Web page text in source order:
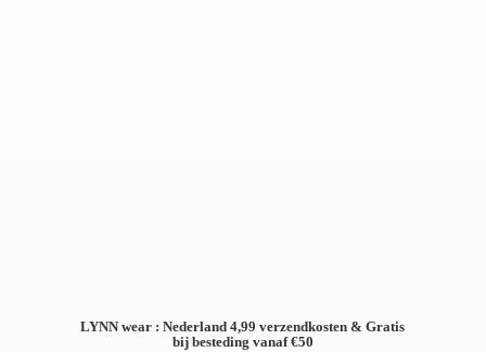
LYNN wear : Nederland 4,99 verzendkosten & Gratis
bij besteding vanaf €50